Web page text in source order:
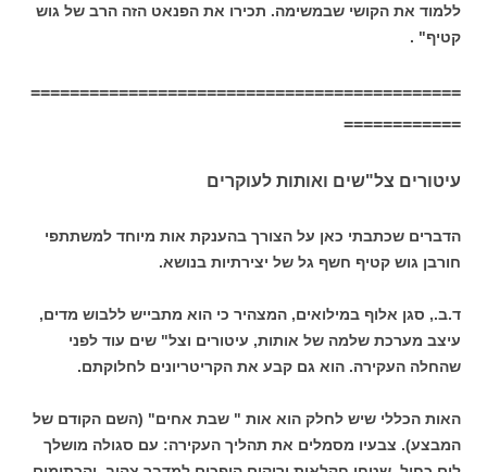
ללמוד את הקושי שבמשימה. תכירו את הפנאט הזה הרב של גוש
קטיף" .
============================================
============
עיטורים צל"שים ואותות לעוקרים
הדברים שכתבתי כאן על הצורך בהענקת אות מיוחד למשתתפי
חורבן גוש קטיף חשף גל של יצירתיות בנושא.
ד.ב., סגן אלוף במילואים, המצהיר כי הוא מתבייש ללבוש מדים,
עיצב מערכת שלמה של אותות, עיטורים וצל" שים עוד לפני
שהחלה העקירה. הוא גם קבע את הקריטריונים לחלוקתם.
האות הכללי שיש לחלק הוא אות " שבת אחים" (השם הקודם של
המבצע). צבעיו מסמלים את תהליך העקירה: עם סגולה מושלך